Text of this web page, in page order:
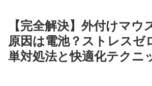
【完全解決】外付けマウ
原因は電池？ストレスゼ
単対処法と快適化テクニ